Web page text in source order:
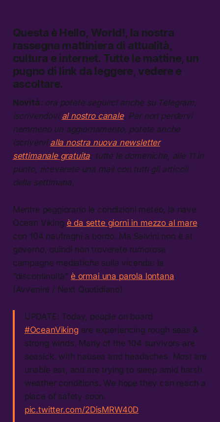
Questa è Hello, World!, la nostra
rassegna mattiniera di attualità,
cultura e internet. Tutte le mattine, un
pugno di link da leggere, vedere e
ascoltare.
Novità: ora potete seguirci anche su Telegram,
iscrivendovi al nostro canale. Per non perdervi
nemmeno un aggiornamento, potete anche
iscrivervi alla nostra nuova newsletter
settimanale gratuita: tutte le domeniche, alle 11 in
punto, riceverete una mail con tutti gli articoli
della settimana.
Mentre peggiorano le condizioni meteo, la nave
Ocean Viking è da sette giorni in mezzo al mare
con 104 naufraghi a bordo. Ma Salvini non è al
governo, quindi non troverete rumorose
campagne mediatiche sulla vicenda: la
“discontinuità” è ormai una parola lontana.
(Avvenire / Next Quotidiano)
UPDATE: Today, people on board
#OceanViking are experiencing rough seas &
strong winds. Many of the 104 survivors are
seasick, with nausea and headaches. Most are
unable eat, and are trying to sleep amid harsh
weather conditions. We hope they can reach a
place of safety soon.
pic.twitter.com/2DisMRW40D